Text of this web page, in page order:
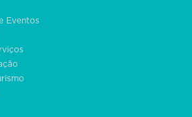
Eventos